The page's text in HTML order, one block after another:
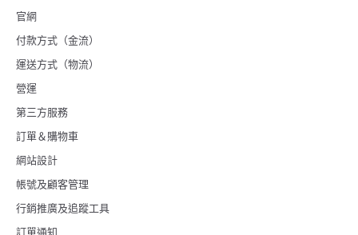
官網
付款方式（金流）
運送方式（物流）
營運
第三方服務
訂單＆購物車
網站設計
帳號及顧客管理
行銷推廣及追蹤工具
訂單通知